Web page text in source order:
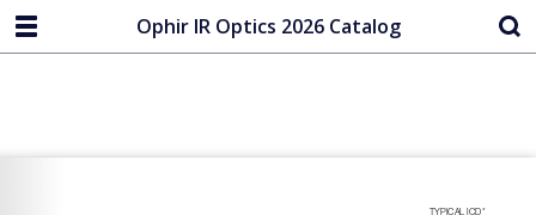
Ophir IR Optics 2026 Catalog